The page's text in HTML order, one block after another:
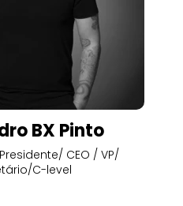
BX Pinto
CEO / VP/
C-level